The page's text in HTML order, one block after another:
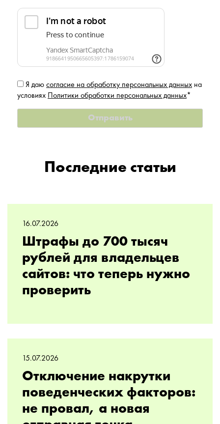
Я даю согласие на обработку персональных данных на
условиях Политики обработки персональных данных*
Последние статьи
16.07.2026
Штрафы до 700 тысяч
рублей для владельцев
сайтов: что теперь нужно
проверить
15.07.2026
Отключение накрутки
поведенческих факторов:
не провал, а новая